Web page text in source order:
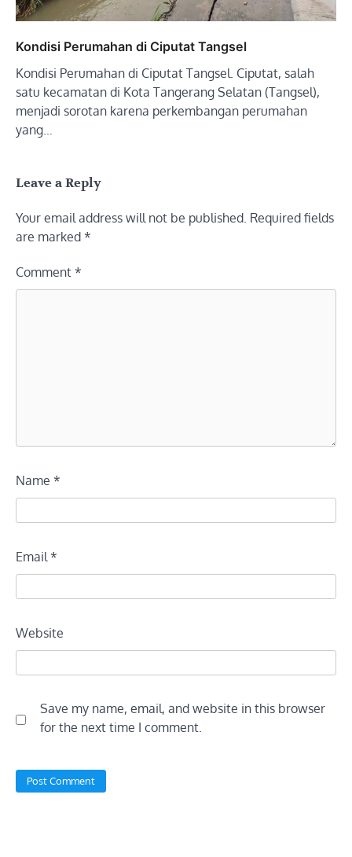
Kondisi Perumahan di Ciputat Tangsel
Kondisi Perumahan di Ciputat Tangsel. Ciputat, salah
satu kecamatan di Kota Tangerang Selatan (Tangsel),
menjadi sorotan karena perkembangan perumahan
yang…
Leave a Reply
Your email address will not be published. Required fields
are marked *
Comment *
Name *
Email *
Website
Save my name, email, and website in this browser
for the next time I comment.